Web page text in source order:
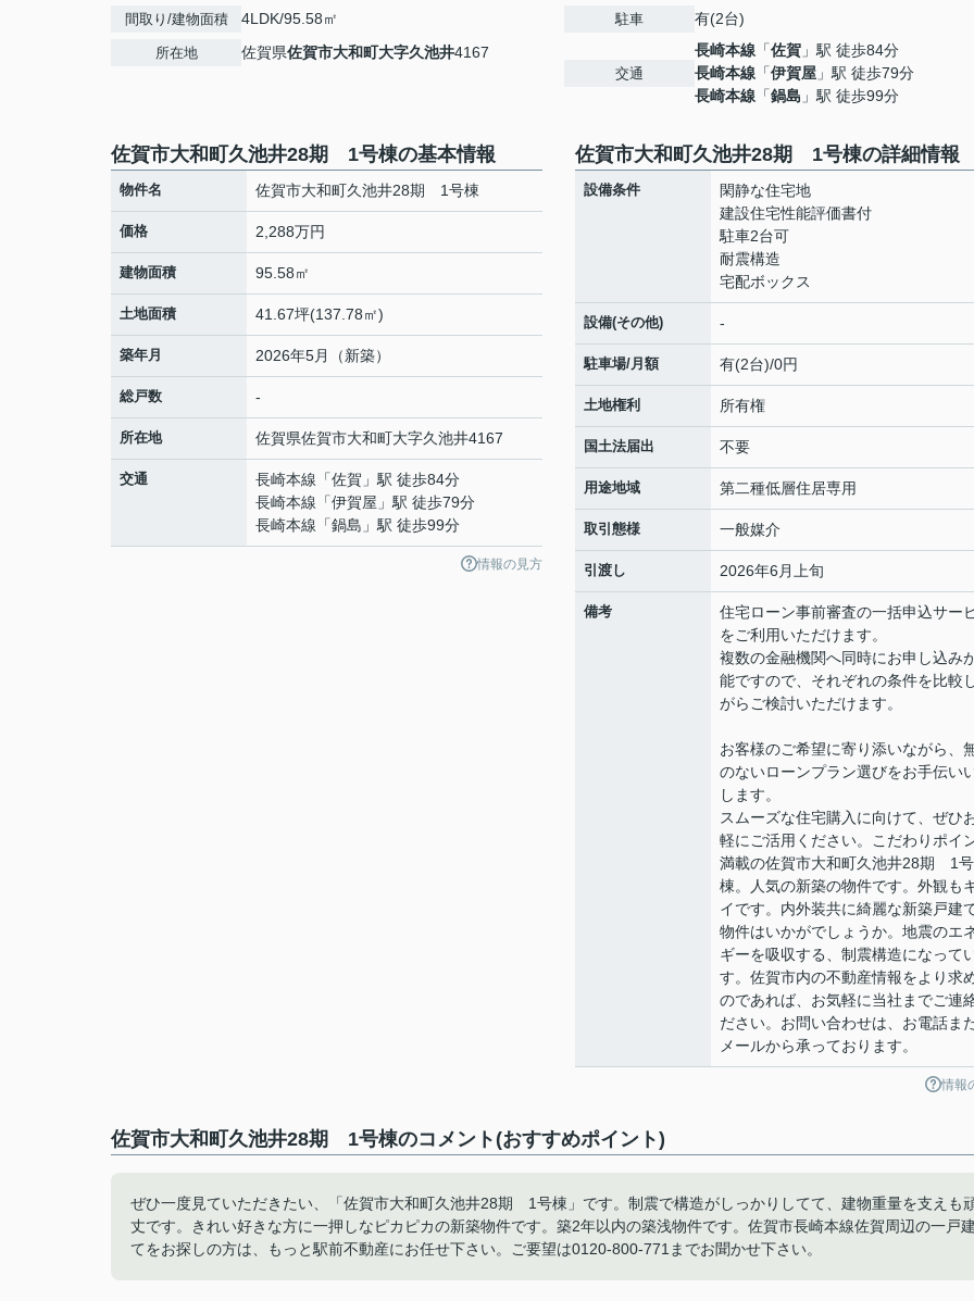
間取り/建物面積 4LDK/95.58㎡
所在地 佐賀県佐賀市大和町大字久池井4167
駐車 有(2台)
交通
長崎本線 「佐賀 」駅 徒歩84分
長崎本線 「伊賀屋 」駅 徒歩79分
長崎本線 「鍋島 」駅 徒歩99分
佐賀市大和町久池井28期 1号棟の基本情報
物件名 佐賀市大和町久池井28期 1号棟
価格 2,288万円
建物面積 95.58㎡
土地面積 41.67坪(137.78㎡)
築年月 2026年5月（新築）
総戸数 -
所在地 佐賀県佐賀市大和町大字久池井4167
交通 長崎本線 「佐賀 」駅 徒歩84分
長崎本線 「伊賀屋 」駅 徒歩79分
長崎本線 「鍋島 」駅 徒歩99分
情報の見方
佐賀市大和町久池井28期 1号棟の詳細情報
設備条件
閑静な住宅地
建設住宅性能評価書付
駐車2台可
耐震構造
宅配ボックス
設備(その他) -
駐車場/月額 有(2台)/0円
土地権利 所有権
国土法届出 不要
用途地域 第二種低層住居専用
取引態様 一般媒介
引渡し 2026年6月上旬
備考
住宅ローン事前審査の一括申込サー
をご利用いただけます。
複数の金融機関へ同時にお申し込み
能ですので、それぞれの条件を比較
がらご検討いただけます。
お客様のご希望に寄り添いながら、
のないローンプラン選びをお手伝い
します。
スムーズな住宅購入に向けて、ぜひ
軽にご活用ください。こだわりポイ
満載の佐賀市大和町久池井28期 1号
棟。人気の新築の物件です。外観も
イです。内外装共に綺麗な新築戸建
物件はいかがでしょうか。地震のエ
ギーを吸収する、制震構造になって
す。佐賀市内の不動産情報をより求
のであれば、お気軽に当社までご連
ださい。お問い合わせは、お電話ま
メールから承っております。
情報
佐賀市大和町久池井28期 1号棟のコメント(おすすめポイント)
ぜひ一度見ていただきたい、「佐賀市大和町久池井28期 1号棟」です。制震で構造がしっかりしてて、建物重量を支えも
丈です。きれい好きな方に一押しなピカピカの新築物件です。築2年以内の築浅物件です。佐賀市長崎本線佐賀周辺の一戸
てをお探しの方は、もっと駅前不動産にお任せ下さい。ご要望は0120-800-771までお聞かせ下さい。